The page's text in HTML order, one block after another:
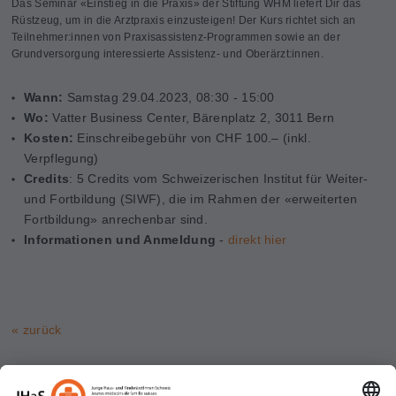
Das Seminar «Einstieg in die Praxis» der Stiftung WHM liefert Dir das
Rüstzeug, um in die Arztpraxis einzusteigen! Der Kurs richtet sich an
Teilnehmer:innen von Praxisassistenz-Programmen sowie an der
Grundversorgung interessierte Assistenz- und Oberärzt:innen.
Wann: Samstag 29.04.2023, 08:30 - 15:00
Wo: Vatter Business Center, Bärenplatz 2, 3011 Bern
Kosten: Einschreibegebühr von CHF 100.– (inkl.
Verpflegung)
Credits: 5 Credits vom Schweizerischen Institut für Weiter-
und Fortbildung (SIWF), die im Rahmen der «erweiterten
Fortbildung» anrechenbar sind.
Informationen und Anmeldung-direkt hier
« zurück